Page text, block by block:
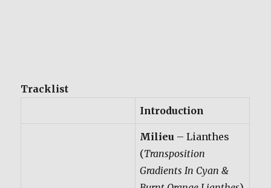
Tracklist
Introduction
Milieu – Lianthes
(Transposition
Gradients In Cyan &